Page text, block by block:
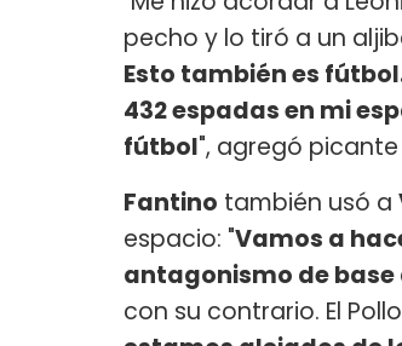
pecho y lo tiró a un
Esto también es
432 espadas en mi
fútbol", agregó
Fantino también usó a
espacio: "Vamos a
antagonismo de base
con su contrario. El